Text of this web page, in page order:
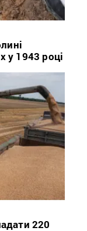
у 1943 році
220